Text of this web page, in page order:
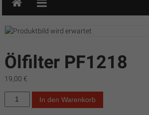
Racing
GmbH
Camaro-
Tuning
–
Ölfilter PF1218
19,00 €
Ölfilter
PF1218
In den Warenkorb